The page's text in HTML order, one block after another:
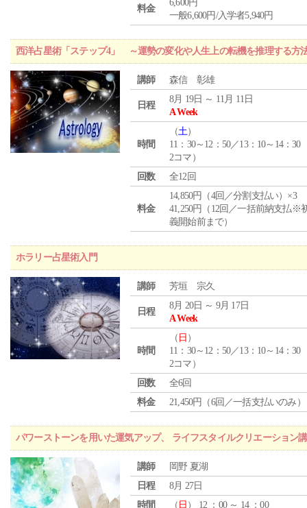
料金
6,600円
一般6,600円/入学者5,940円
西洋占星術「ステップ4」 ～運勢の変化や人生上の転機を推理する方
講師 森信 彰雄
日程
8月 19日 ～ 11月 11日
A Week
時間
（土）
11：30～12：50／13：10～14：30
2コマ）
回数
全12回
料金
14,850円（4回／分割支払い）×3
41,250円（12回／一括前納支払※
義開始前まで）
ホラリー占星術入門
講師 芳垣 宗久
日程
8月 20日 ～ 9月 17日
A Week
時間
（ 日 ）
11：30～12：50／13：10～14：30
2コマ）
回数
全6回
料金
21,450円（6回／一括支払いのみ）
パワーストーンを用いた運気アップ、 ライフスタイルクリエーション
講師
岡野 夏湖
日程
8月 27日
時間
（ 日 ） 12 ：00 ～ 14 ：00